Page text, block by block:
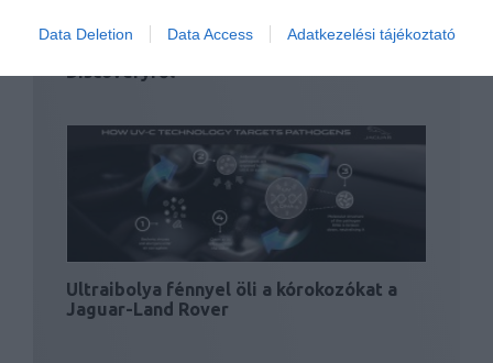
Data Deletion Data Access Adatkezelési tájékoztató
Ultraibolya fénnyel öli a kórokozókat a
Jaguar-Land Rover